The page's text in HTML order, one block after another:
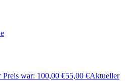
war: 100,00 €55,00 €Aktueller